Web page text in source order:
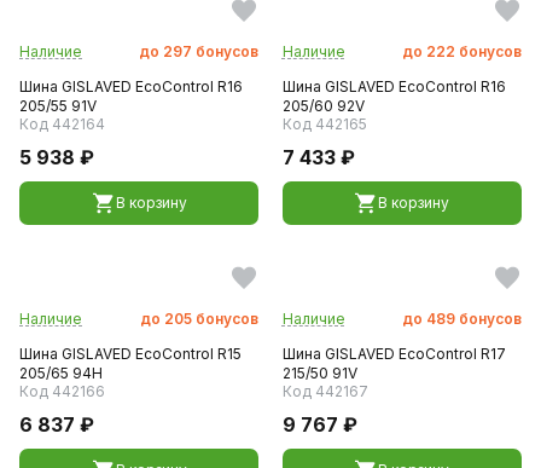
Наличие до 297 бонусов
Шина GISLAVED EcoControl R16
205/55 91V
Код 442164
5 938 ₽
В корзину
Наличие до 222 бонусов
Шина GISLAVED EcoControl R16
205/60 92V
Код 442165
7 433 ₽
В корзину
Наличие до 205 бонусов
Шина GISLAVED EcoControl R15
205/65 94H
Код 442166
6 837 ₽
Наличие до 489 бонусов
Шина GISLAVED EcoControl R17
215/50 91V
Код 442167
9 767 ₽